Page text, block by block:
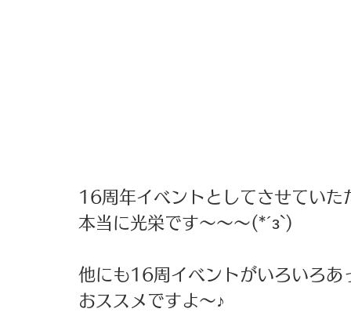
16周年イベントとしてさせていた
本当に光栄です～～～(*´з`)
他にも16周イベントがいろいろ
おススメですよ～♪